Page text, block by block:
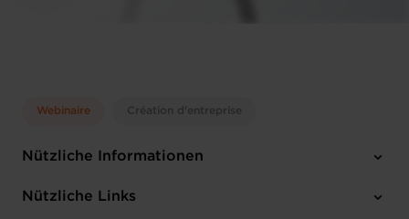
Webinaire Création d'entreprise
Nützliche Informationen
Dienstag 12 Mai 2026
Nützliche Links